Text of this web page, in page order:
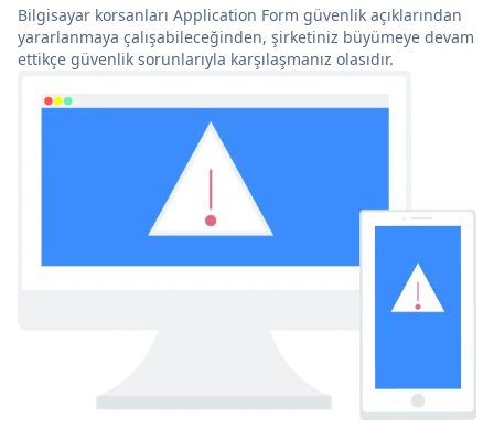
Bilgisayar korsanları Application Form güvenlik açıklarından
yararlanmaya çalışabileceğinden, şirketiniz büyümeye devam
ettikçe güvenlik sorunlarıyla karşılaşmanız olasıdır.